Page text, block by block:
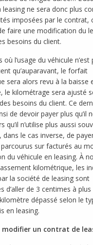
leasing ne sera donc plus
imposées par le contrat,
faire une modification du
besoins du client.
où l’usage du véhicule n’est
qu’auparavant, le forfait
sera alors revu à la baisse
le kilométrage sera ajusté
besoins du client. Ce
de devoir payer plus qu’il
qu’il n’utilise plus aussi
dans le cas inverse, de
sur facturés au
du véhicule en leasing. À
kilométrique, les
la société de leasing sont
d’aller de 3 centimes à plus
dépassé selon le
en leasing.
un contrat de